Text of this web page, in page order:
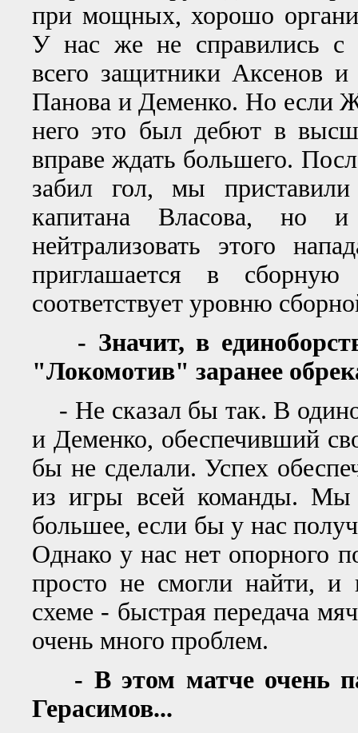
при мощных, хорошо
У нас же не справились с
всего защитники Аксенов
Панова и Деменко. Но если
него это был дебют в
вправе ждать большего.
забил гол, мы
капитана Власова, но
нейтрализовать этого
приглашается в
соответствует уровню
- Значит, в
"Локомотив" заранее
- Не сказал бы так. В
и Деменко, обеспечивший
бы не сделали. Успех
из игры всей команды. Мы
большее, если бы у нас
Однако у нас нет опорного
просто не смогли найти,
схеме - быстрая передача
очень много проблем.
- В этом матче очень
Герасимов...